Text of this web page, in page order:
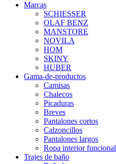
Marcas
SCHIESSER
OLAF BENZ
MANSTORE
NOVILA
HOM
SKINY
HUBER
Gama-de-productos
Camisas
Chalecos
Picaduras
Breves
Pantalones cortos
Calzoncillos
Pantalones largos
Ropa interior funcional
Trajes de baño